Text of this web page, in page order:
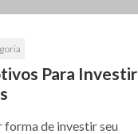
Para Investir
forma de investir seu